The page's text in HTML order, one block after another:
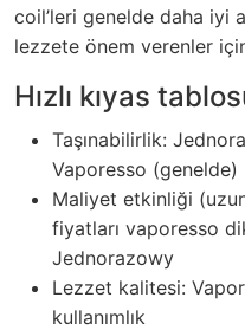
coil’leri genelde daha iyi
lezzete önem verenler
Hızlı kıyas
Taşınabilirlik:
Vaporesso (genelde)
Maliyet etkinliği
fiyatları vaporesso
Jednorazowy
Lezzet kalitesi:
kullanımlık